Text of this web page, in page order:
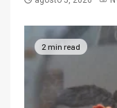
2 min read